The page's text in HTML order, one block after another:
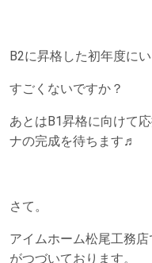
B2に昇格した初年度に
すごくないですか？
あとはB1昇格に向けて
ナの完成を待ちます♬
さて。
アイムホーム松尾工務
がつづいております。